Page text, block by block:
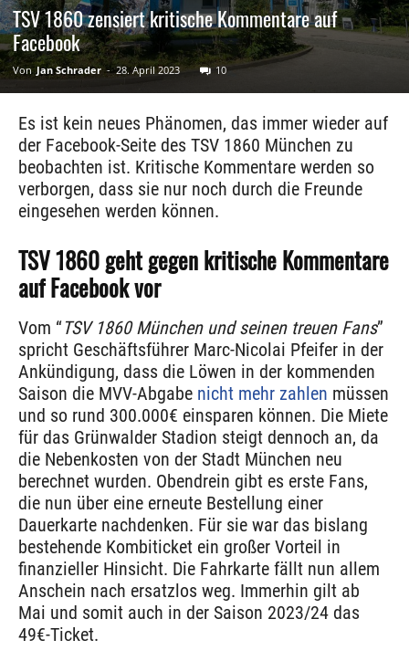
TSV 1860 zensiert kritische Kommentare auf
Facebook
Von Jan Schrader - 28. April 2023 10
Es ist kein neues Phänomen, das immer wieder auf
der Facebook-Seite des TSV 1860 München zu
beobachten ist. Kritische Kommentare werden so
verborgen, dass sie nur noch durch die Freunde
eingesehen werden können.
TSV 1860 geht gegen kritische Kommentare
auf Facebook vor
Vom “TSV 1860 München und seinen treuen Fans”
spricht Geschäftsführer Marc-Nicolai Pfeifer in der
Ankündigung, dass die Löwen in der kommenden
Saison die MVV-Abgabe nicht mehr zahlen müssen
und so rund 300.000€ einsparen können. Die Miete
für das Grünwalder Stadion steigt dennoch an, da
die Nebenkosten von der Stadt München neu
berechnet wurden. Obendrein gibt es erste Fans,
die nun über eine erneute Bestellung einer
Dauerkarte nachdenken. Für sie war das bislang
bestehende Kombiticket ein großer Vorteil in
finanzieller Hinsicht. Die Fahrkarte fällt nun allem
Anschein nach ersatzlos weg. Immerhin gilt ab
Mai und somit auch in der Saison 2023/24 das
49€-Ticket.